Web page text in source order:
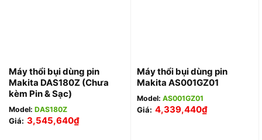
Máy thổi bụi dùng pin
Makita DAS180Z (Chưa
kèm Pin & Sạc)
Model: DAS180Z
Giá: 3,545,640₫
Máy thổi bụi dùng pin
Makita AS001GZ01
Model: AS001GZ01
Giá: 4,339,440₫